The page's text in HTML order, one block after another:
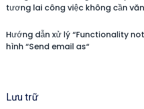
tương lai công việc không cần
Hướng dẫn xử lý “Functionality
hình “Send email as“
Lưu trữ